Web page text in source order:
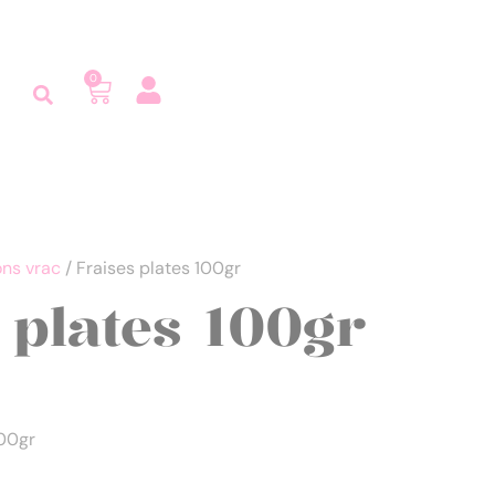
0
vrac / Fraises plates 100gr
100gr